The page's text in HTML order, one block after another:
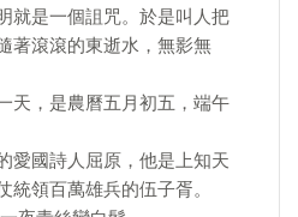
就是一個詛咒。於是叫人把
著滾滾的東逝水，無影無
天，是農曆五月初五，端午
愛國詩人屈原，他是上知天
領百萬雄兵的伍子胥。